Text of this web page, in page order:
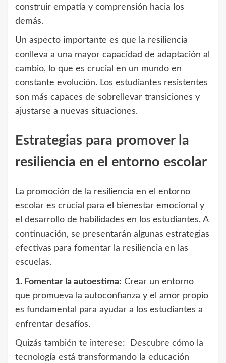
construir empatía y comprensión hacia los
demás.
Un aspecto importante es que la resiliencia
conlleva a una mayor capacidad de adaptación al
cambio, lo que es crucial en un mundo en
constante evolución. Los estudiantes resistentes
son más capaces de sobrellevar transiciones y
ajustarse a nuevas situaciones.
Estrategias para promover la
resiliencia en el entorno escolar
La promoción de la resiliencia en el entorno
escolar es crucial para el bienestar emocional y
el desarrollo de habilidades en los estudiantes. A
continuación, se presentarán algunas estrategias
efectivas para fomentar la resiliencia en las
escuelas.
1. Fomentar la autoestima: Crear un entorno
que promueva la autoconfianza y el amor propio
es fundamental para ayudar a los estudiantes a
enfrentar desafíos.
Quizás también te interese:
Descubre cómo la
tecnología está transformando la educación